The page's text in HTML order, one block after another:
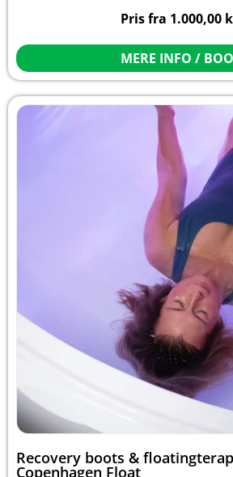
Pris fra 1.000,00
MERE INFO /
Recovery boots &
Copenhagen Float